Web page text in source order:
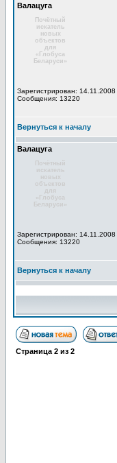
Валацуга
Почётный
искатель
новых
объектов
для
«Глобуса
Беларуси»
Зарегистрирован: 14.11.2008
Сообщения: 13220
Вернуться к началу
Валацуга
Почётный
искатель
новых
объектов
для
«Глобуса
Беларуси»
Зарегистрирован: 14.11.2008
Сообщения: 13220
Вернуться к началу
Страница 2 из 2